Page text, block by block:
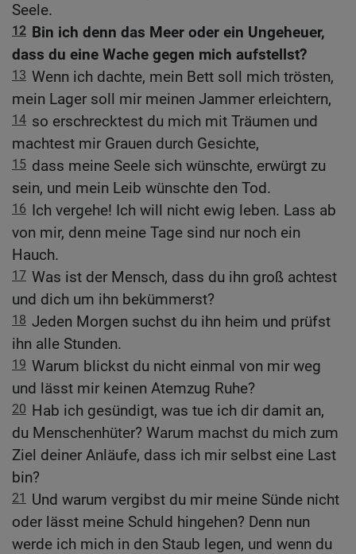
Seele.
12 Bin ich denn das Meer oder ein Ungeheuer,
dass du eine Wache gegen mich aufstellst?
13 Wenn ich dachte, mein Bett soll mich trösten,
mein Lager soll mir meinen Jammer erleichtern,
14 so erschrecktest du mich mit Träumen und
machtest mir Grauen durch Gesichte,
15 dass meine Seele sich wünschte, erwürgt zu
sein, und mein Leib wünschte den Tod.
16 Ich vergehe! Ich will nicht ewig leben. Lass ab
von mir, denn meine Tage sind nur noch ein
Hauch.
17 Was ist der Mensch, dass du ihn groß achtest
und dich um ihn bekümmerst?
18 Jeden Morgen suchst du ihn heim und prüfst
ihn alle Stunden.
19 Warum blickst du nicht einmal von mir weg
und lässt mir keinen Atemzug Ruhe?
20 Hab ich gesündigt, was tue ich dir damit an,
du Menschenhüter? Warum machst du mich zum
Ziel deiner Anläufe, dass ich mir selbst eine Last
bin?
21 Und warum vergibst du mir meine Sünde nicht
oder lässt meine Schuld hingehen? Denn nun
werde ich mich in den Staub legen, und wenn du